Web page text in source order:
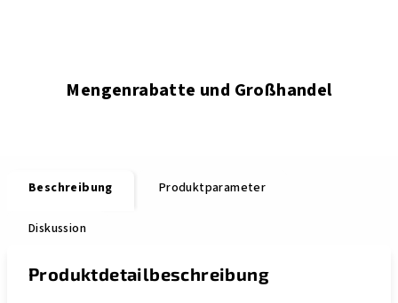
Mengenrabatte und Großhandel
Beschreibung Produktparameter
Diskussion
Produktdetailbeschreibung